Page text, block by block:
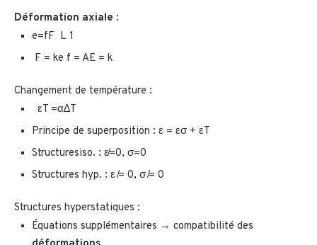
Déformation axiale :
e=fF L 1
F = ke f = AE = k
Changement de température :
εT =α∆T
Principe de superposition : ε = εσ + εT
Structuresiso. : ε̸=0, σ=0
Structures hyp. : ε ̸= 0, σ ̸= 0
Structures hyperstatiques :
Équations supplémentaires → compatibilité des